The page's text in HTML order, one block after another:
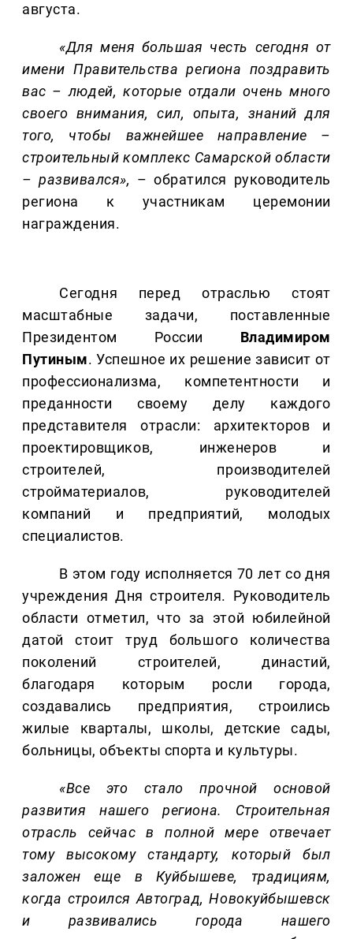
августа.
«Для меня большая честь сегодня от
имени Правительства региона поздравить
вас – людей, которые отдали очень много
своего внимания, сил, опыта, знаний для
того, чтобы важнейшее направление –
строительный комплекс Самарской области
– развивался», – обратился руководитель
региона к участникам церемонии
награждения.
Сегодня перед отраслью стоят
масштабные задачи, поставленные
Президентом России Владимиром
Путиным. Успешное их решение зависит от
профессионализма, компетентности и
преданности своему делу каждого
представителя отрасли: архитекторов и
проектировщиков, инженеров и
строителей, производителей
стройматериалов, руководителей
компаний и предприятий, молодых
специалистов.
В этом году исполняется 70 лет со дня
учреждения Дня строителя. Руководитель
области отметил, что за этой юбилейной
датой стоит труд большого количества
поколений строителей, династий,
благодаря которым росли города,
создавались предприятия, строились
жилые кварталы, школы, детские сады,
больницы, объекты спорта и культуры.
«Все это стало прочной основой
развития нашего региона. Строительная
отрасль сейчас в полной мере отвечает
тому высокому стандарту, который был
заложен еще в Куйбышеве, традициям,
когда строился Автоград, Новокуйбышевск
и развивались города нашего